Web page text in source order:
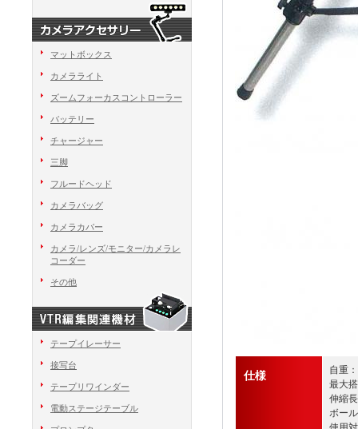
仕様
自重
最大
伸縮
ボー
マットボックス
カメラライト
ズームフォーカスコントローラー
バッテリー
チャージャー
三脚
フルードヘッド
カメラバッグ
カメラカバー
カメラ/レンズ/モニター/カメラレ
コーダー
その他
テープイレーサー
接写台
テープリワインダー
電動ステージテーブル